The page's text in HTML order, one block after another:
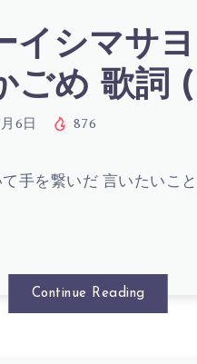
イシマサ
ごめ 歌詞
6日 876
手を繋いだ 言いたいこ
Continue Reading